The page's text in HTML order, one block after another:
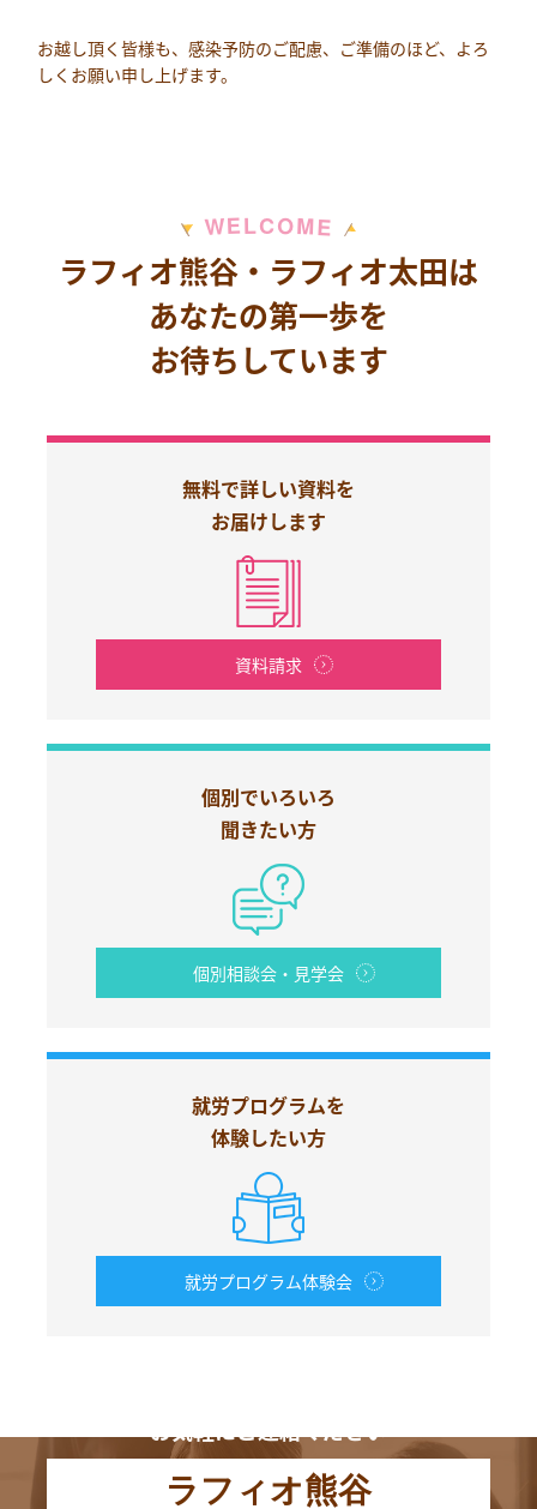
お越し頂く皆様も、感染予防のご配慮、ご準備のほど、よろ
しくお願い申し上げます。
WELCOME
ラフィオ熊谷・ラフィオ太田は
あなたの第一歩を
お待ちしています
無料で詳しい資料を
お届けします
資料請求
個別でいろいろ
聞きたい方
個別相談会・見学会
就労プログラムを
体験したい方
就労プログラム体験会
お気軽にご連絡ください
ラフィオ熊谷